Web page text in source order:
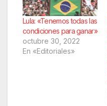
Lula: «Tenemos todas las
condiciones para ganar»
octubre 30, 2022
En «Editoriales»